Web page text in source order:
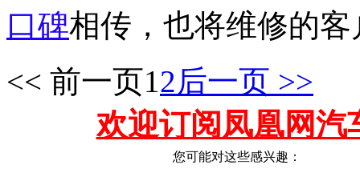
口碑相传，也将维修的
<< 前一页12后一页 >>
欢迎订阅凤凰网汽
您可能对这些感兴趣：